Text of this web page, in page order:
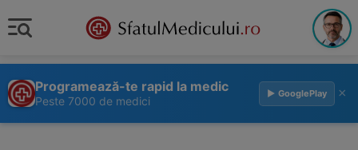
Programează-te rapid la medic
Peste 7000 de medici
▶ GooglePlay ×